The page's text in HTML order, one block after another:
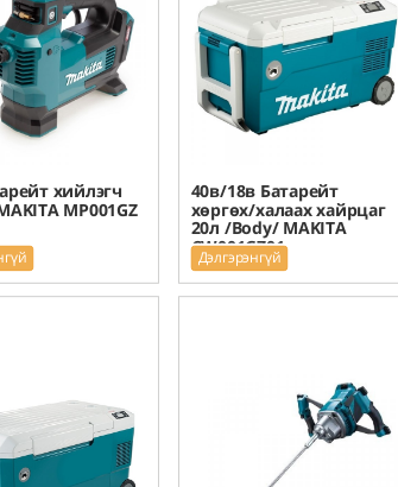
хийлэгч
MP001GZ
40в/18в Батарейт
хөргөх/халаах хайрцаг
20л /Body/ MAKITA
CW001GZ01
Дэлгэрэнгүй